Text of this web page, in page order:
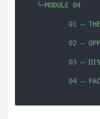
   └─MODULE 04
01 –
02 –
03 –